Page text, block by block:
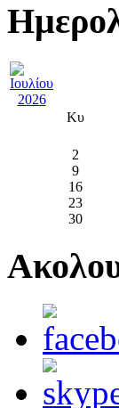
Κυ
2
9
16
23
30